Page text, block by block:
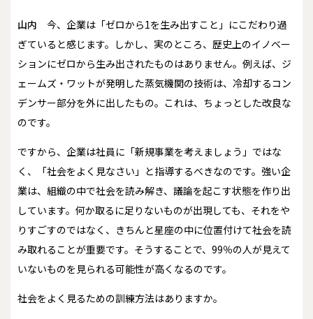
山内
今、企業は「ゼロから1を生み出すこと」にこだわり過
ぎていると感じます。しかし、実のところ、歴史上のイノベー
ションにゼロから生み出されたものはありません。例えば、ジ
ェームズ・ワットが発明した蒸気機関の技術は、冷却するコン
デンサー部分を外に出したもの。これは、ちょっとした改良な
のです。
ですから、企業は社員に「新規事業を考えましょう」ではな
く、「社会をよく見なさい」と指導するべきなのです。強い企
業は、組織の中で社会を読み解き、議論を起こす状態を作り出
しています。何か取るに足りないものが出現しても、それをや
りすごすのではなく、きちんと星座の中に位置付けて社会を読
み取れることが重要です。そうすることで、99％の人が見えて
いないものを見られる可能性が高くなるのです。
――社会をよく見るための訓練方法はありますか。